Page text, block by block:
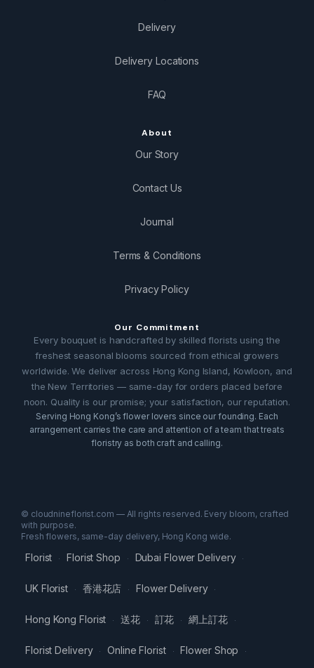
Delivery
Delivery Locations
FAQ
About
Our Story
Contact Us
Journal
Terms & Conditions
Privacy Policy
Our Commitment
Every bouquet is handcrafted by skilled florists using the
freshest seasonal blooms sourced from ethical growers
worldwide. We deliver across Hong Kong Island, Kowloon, and
the New Territories — same-day for orders placed before
noon. Quality is our promise; your satisfaction, our reputation.
Serving Hong Kong’s flower lovers since our founding. Each
arrangement carries the care and attention of a team that treats
floristry as both craft and calling.
© cloudnineflorist.com — All rights reserved. Every bloom, crafted
with purpose.
Fresh flowers, same-day delivery, Hong Kong wide.
Florist · Florist Shop · Dubai Flower Delivery ·
UK Florist · 香港花店 · Flower Delivery ·
Hong Kong Florist · 送花 · 訂花 · 網上訂花 ·
Florist Delivery · Online Florist · Flower Shop ·